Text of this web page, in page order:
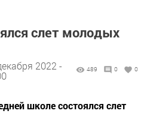
слет молодых
2022 -
489 0 0
школе состоялся слет